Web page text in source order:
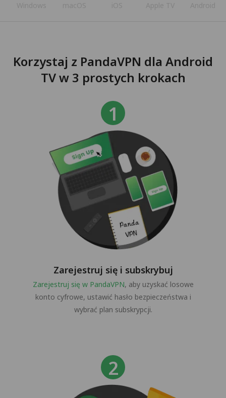
Windows macOS iOS Apple TV Android
Korzystaj z PandaVPN dla Android
TV w 3 prostych krokach
Zarejestruj się i subskrybuj
Zarejestruj się w PandaVPN, aby uzyskać losowe
konto cyfrowe, ustawić hasło bezpieczeństwa i
wybrać plan subskrypcji.